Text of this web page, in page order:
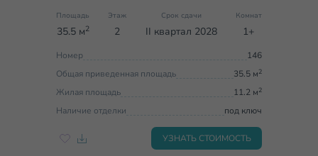
Площадь
35.5 м2
Этаж
2
Срок сдачи
II квартал 2028
Комнат
1+
Номер
146
Общая приведенная площадь
35.5 м2
Жилая площадь 11.2 м2
Наличие отделки под ключ
УЗНАТЬ СТОИМОСТЬ